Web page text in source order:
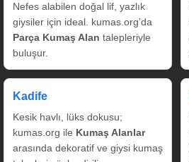
Nefes alabilen doğal lif, yazlık
giysiler için ideal. kumas.org’da
Parça Kumaş Alan talepleriyle
buluşur.
Kadife
Kesik havlı, lüks dokusu;
kumas.org ile Kumaş Alanlar
arasında dekoratif ve giysi kumaş